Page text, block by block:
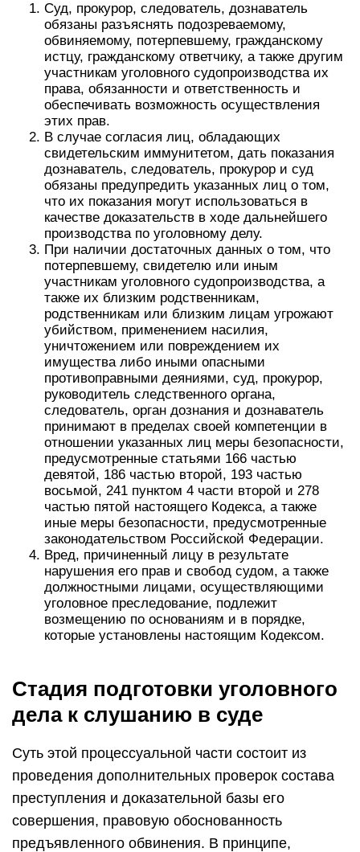
Суд, прокурор, следователь, дознаватель
обязаны разъяснять подозреваемому,
обвиняемому, потерпевшему, гражданскому
истцу, гражданскому ответчику, а также другим
участникам уголовного судопроизводства их
права, обязанности и ответственность и
обеспечивать возможность осуществления
этих прав.
В случае согласия лиц, обладающих
свидетельским иммунитетом, дать показания
дознаватель, следователь, прокурор и суд
обязаны предупредить указанных лиц о том,
что их показания могут использоваться в
качестве доказательств в ходе дальнейшего
производства по уголовному делу.
При наличии достаточных данных о том, что
потерпевшему, свидетелю или иным
участникам уголовного судопроизводства, а
также их близким родственникам,
родственникам или близким лицам угрожают
убийством, применением насилия,
уничтожением или повреждением их
имущества либо иными опасными
противоправными деяниями, суд, прокурор,
руководитель следственного органа,
следователь, орган дознания и дознаватель
принимают в пределах своей компетенции в
отношении указанных лиц меры безопасности,
предусмотренные статьями 166 частью
девятой, 186 частью второй, 193 частью
восьмой, 241 пунктом 4 части второй и 278
частью пятой настоящего Кодекса, а также
иные меры безопасности, предусмотренные
законодательством Российской Федерации.
Вред, причиненный лицу в результате
нарушения его прав и свобод судом, а также
должностными лицами, осуществляющими
уголовное преследование, подлежит
возмещению по основаниям и в порядке,
которые установлены настоящим Кодексом.
Стадия подготовки уголовного
дела к слушанию в суде
Суть этой процессуальной части состоит из
проведения дополнительных проверок состава
преступления и доказательной базы его
совершения, правовую обоснованность
предъявленного обвинения. В принципе,